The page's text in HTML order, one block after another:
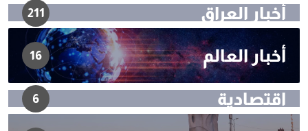
أخبار العراق 211
أخبار العالم 16
اقتصادية 6